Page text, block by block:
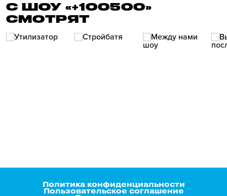
С ШОУ «+100500»
СМОТРЯТ
Политика конфиденциальности
Пользовательское соглашение